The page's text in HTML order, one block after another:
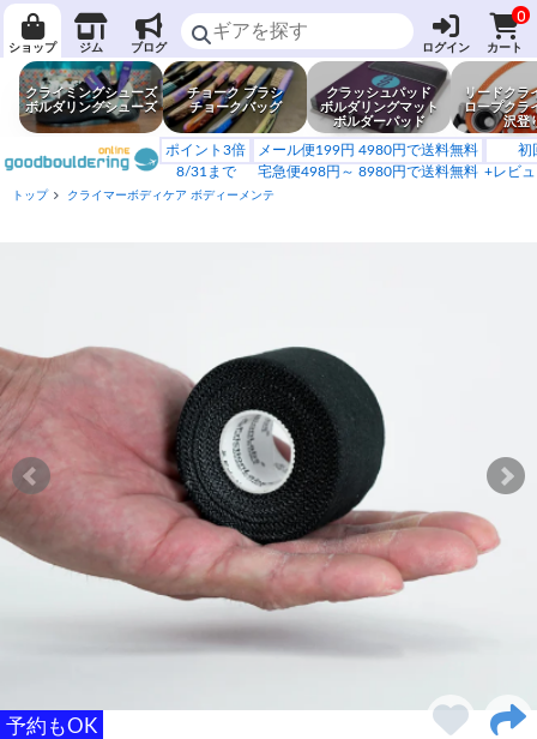
ショップ ジム ブログ ログイン
0
カート
クライミングシューズ
ボルダリングシューズ
チョーク ブラシ
チョークバッグ
クラッシュパッド
ボルダリングマット
ボルダーパッド
リードクラ
ロープクラ
沢登
ポイント3倍
8/31まで
メール便199円 4980円で送料無料
宅急便498円～ 8980円で送料無料
初
+レビ
トップ クライマーボディケア ボディーメンテ
予約もOK